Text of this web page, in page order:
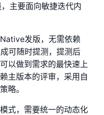
主要面向敏捷迭代内
发版，无需依赖
可随时提测，提测后
以做到需求的最快速上
主版本的评审，采用自
略。
式，需要统一的动态化